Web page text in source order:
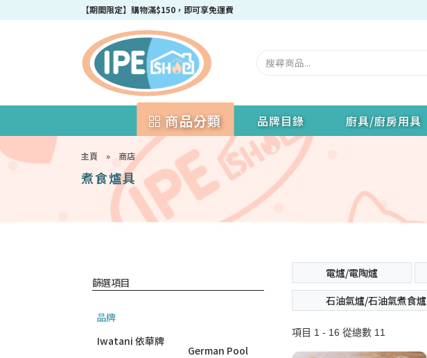
【期間限定】購物滿$150，即可享免運費
商品分類 品牌目錄 廚具/廚房用具
主頁 » 商店
煮食爐具
篩選項目
品牌
Iwatani 依華牌
German Pool
電爐/電陶爐
石油氣爐/石油氣煮食爐
項目 1 - 16 從總數 11